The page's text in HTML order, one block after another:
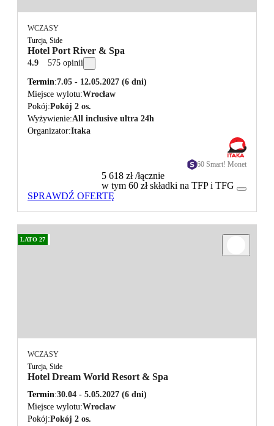
WCZASY
Turcja, Side
Hotel Port River & Spa
4.9 575 opinii
Termin 7.05 - 12.05.2027 (6 dni)
Miejsce wylotu Wrocław
Pokój Pokój 2 os.
Wyżywienie All inclusive ultra 24h
Organizator Itaka
60 Smart! Monet
5 618 zł/łącznie
w tym 60 zł składki na TFP i TFG
SPRAWDŹ OFERTĘ
LATO 27
WCZASY
Turcja, Side
Hotel Dream World Resort & Spa
Termin 30.04 - 5.05.2027 (6 dni)
Miejsce wylotu Wrocław
Pokój Pokój 2 os.